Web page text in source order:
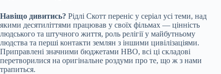
Навіщо дивитись? Рідлі Скотт переніс у серіал усі теми, над
якими десятиліттями працював у своїх фільмах — цінність
людського та штучного життя, роль релігії у майбутньому
людства та перші контакти землян з іншими цивілізаціями.
Приправлені значними бюджетами HBO, всі ці складові
перетворилися на оригінальне роздуми про те, що ж з нами
трапиться.